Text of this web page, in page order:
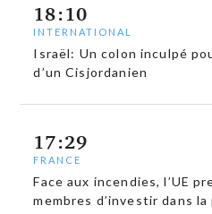
18:10
INTERNATIONAL
Israël: Un colon inculpé
d’un Cisjordanien
17:29
FRANCE
Face aux incendies, l’UE
membres d’investir dans